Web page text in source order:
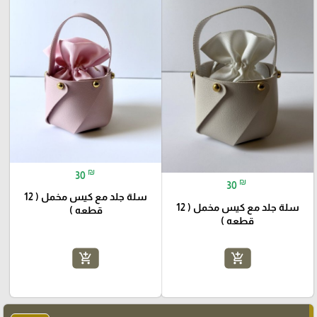
30 ₪
سلة جلد مع كيس مخمل ( 12
قطعه )
add_shopping_cart
30 ₪
سلة جلد مع كيس مخمل ( 12
قطعه )
add_shopping_cart